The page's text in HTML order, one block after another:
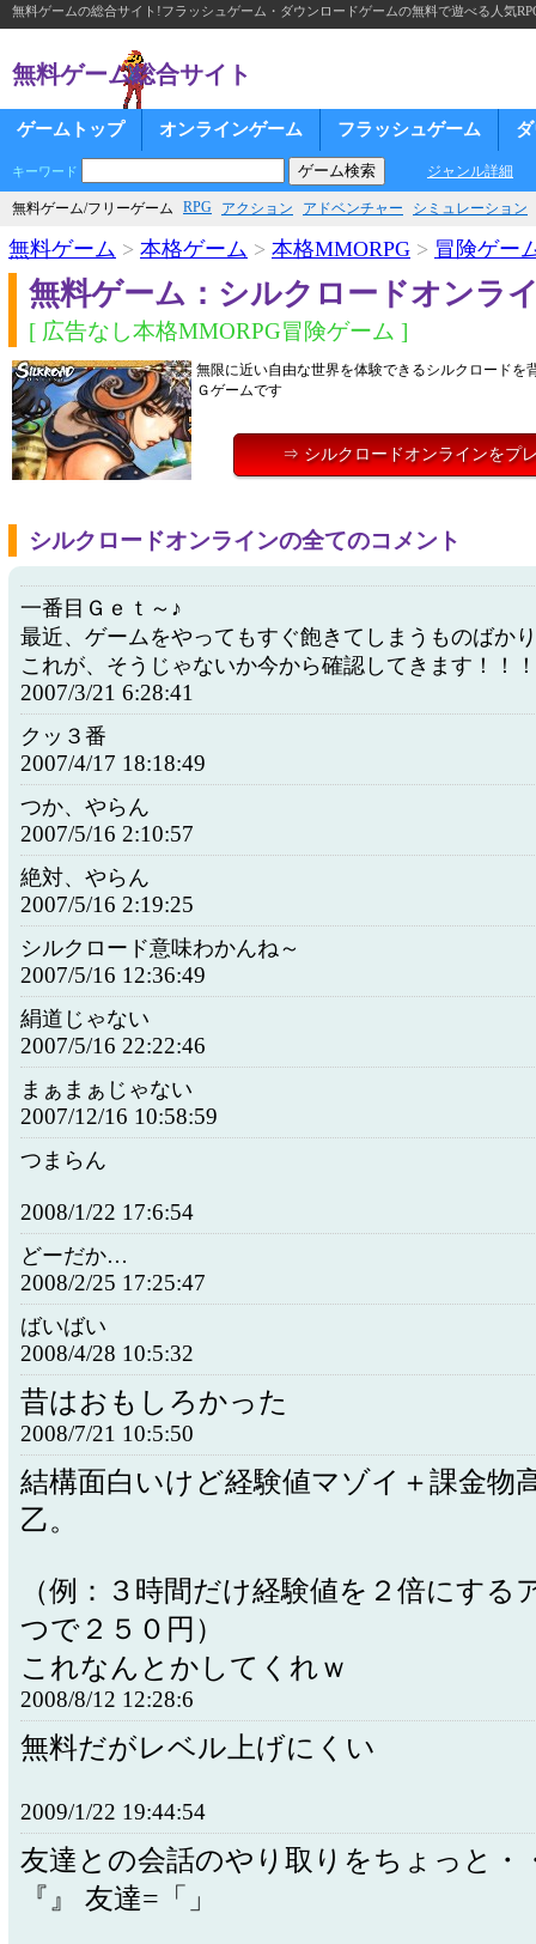
無料ゲームの総合サイト!フラッシュゲーム・ダウンロードゲームの無料で遊べる人気
無料ゲーム総合サイト
ゲームトップ オンラインゲーム フラッシュゲーム
キーワード ジャンル詳細
無料ゲーム/フリーゲーム RPG アクション アドベンチャー シミュレーション
無料ゲーム > 本格ゲーム > 本格MMORPG > 冒険ゲー
無料ゲーム：シルクロードオンラ
[ 広告なし本格MMORPG冒険ゲーム ]
無限に近い自由な世界を体験できるシルクロードを
Ｇゲームです
⇒ シルクロードオンラインをプ
シルクロードオンラインの全てのコメント
一番目Ｇｅｔ～♪
最近、ゲームをやってもすぐ飽きてしまうものばか
これが、そうじゃないか今から確認してきます！！
2007/3/21 6:28:41
クッ３番
2007/4/17 18:18:49
つか、やらん
2007/5/16 2:10:57
絶対、やらん
2007/5/16 2:19:25
シルクロード意味わかんね～
2007/5/16 12:36:49
絹道じゃない
2007/5/16 22:22:46
まぁまぁじゃない
2007/12/16 10:58:59
つまらん
2008/1/22 17:6:54
どーだか…
2008/2/25 17:25:47
ばいばい
2008/4/28 10:5:32
昔はおもしろかった
2008/7/21 10:5:50
結構面白いけど経験値マゾイ＋課金物
乙。
（例：３時間だけ経験値を２倍にする
つで２５０円）
これなんとかしてくれｗ
2008/8/12 12:28:6
無料だがレベル上げにくい
2009/1/22 19:44:54
友達との会話のやり取りをちょっと・
『』 友達=「」